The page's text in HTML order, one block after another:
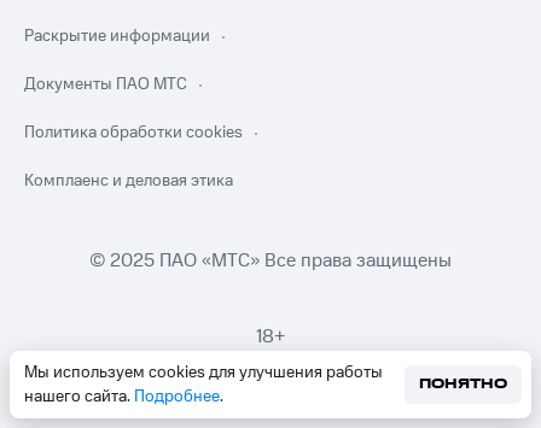
Мы используем cookies для улучшения работы
нашего сайта. Подробнее.
ПОНЯТНО
Раскрытие информации
Документы ПАО МТС
Политика обработки cookies
Комплаенс и деловая этика
© 2025 ПАО «МТС» Все права защищены
18+